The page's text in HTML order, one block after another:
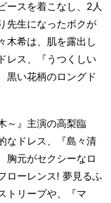
ースを着こなし、2人
先生になったボクが
木希は、肌を露出し
レス、『うつくしい
黒い花柄のロングド
～』主演の高梨臨
なドレス、『島々清
胸元がセクシーなロ
ローレンス! 夢見るふ
トリープや、『マ